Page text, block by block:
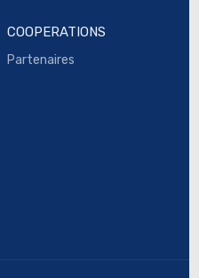
COOPERATIONS
Partenaires